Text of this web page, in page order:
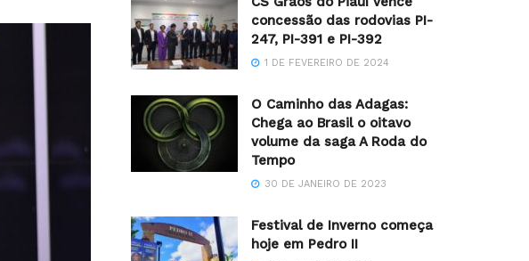
concessão das rodovias PI-
247, PI-391 e PI-392
1 DE FEVEREIRO DE 2024
O Caminho das Adagas:
Chega ao Brasil o oitavo
volume da saga A Roda do
Tempo
30 DE JANEIRO DE 2023
Festival de Inverno começa
hoje em Pedro II